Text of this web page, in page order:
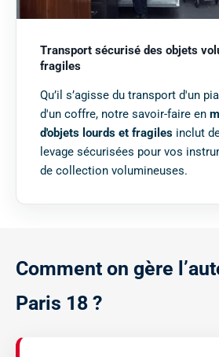
Transport sécurisé des objets
fragiles
Qu’il s’agisse du transport d'un
d'un coffre, notre savoir-faire en
d'objets lourds et fragiles inclut
levage sécurisées pour vos
de collection volumineuses.
Comment on gère ’aut
Paris 18 ?